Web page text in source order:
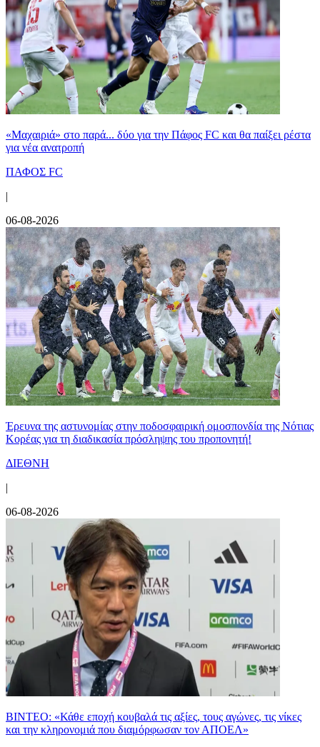
«Μαχαιριά» στο παρά... δύο για την Πάφος FC και θα παίξει ρέστα
για νέα ανατροπή
ΠΑΦΟΣ FC
|
06-08-2026
Έρευνα της αστυνομίας στην ποδοσφαιρική ομοσπονδία της Νότιας
Κορέας για τη διαδικασία πρόσληψης του προπονητή!
ΔΙΕΘΝΗ
|
06-08-2026
ΒΙΝΤΕΟ: «Κάθε εποχή κουβαλά τις αξίες, τους αγώνες, τις νίκες
και την κληρονομιά που διαμόρφωσαν τον ΑΠΟΕΛ»